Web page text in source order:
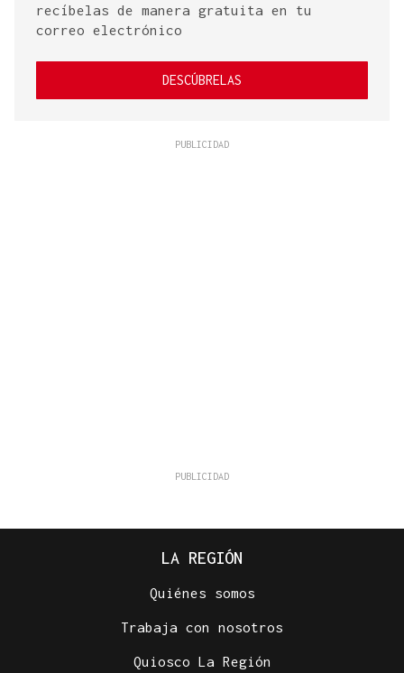
recíbelas de manera gratuita en tu
correo electrónico
DESCÚBRELAS
LA REGIÓN
Quiénes somos
Trabaja con nosotros
Quiosco La Región